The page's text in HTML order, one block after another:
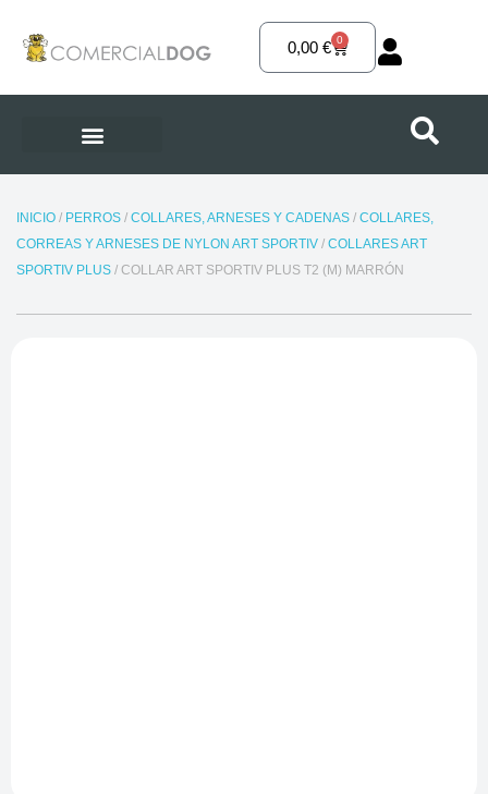
contenido
0,00€ 0
Carrito
INICIO/ PERROS/ COLLARES, ARNESES Y CADENAS/ COLLARES,
CORREAS Y ARNESES DE NYLON ART SPORTIV/ COLLARES ART
SPORTIV PLUS/ COLLAR ART SPORTIV PLUS T2 (M) MARRÓN